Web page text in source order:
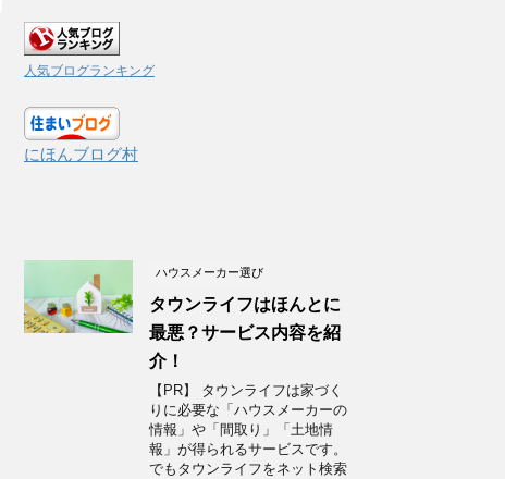
人気ブログランキング
にほんブログ村
ハウスメーカー選び
タウンライフはほんとに
最悪？サービス内容を紹
介！
【PR】 タウンライフは家づく
りに必要な「ハウスメーカーの
情報」や「間取り」「土地情
報」が得られるサービスです。
でもタウンライフをネット検索